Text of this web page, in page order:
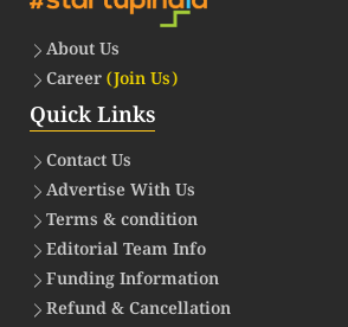
About Us
Career(Join Us)
Quick Links
Contact Us
Advertise With Us
Terms & condition
Editorial Team Info
Funding Information
Refund & Cancellation